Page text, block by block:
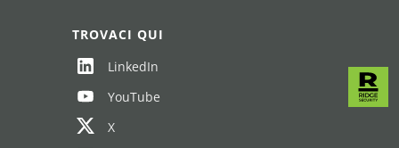
TROVACI QUI
LinkedIn
YouTube
X